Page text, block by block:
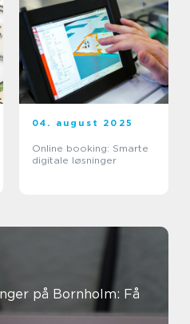
04. august 2025
Online booking: Smarte
digitale løsninger
på Bornholm: Få